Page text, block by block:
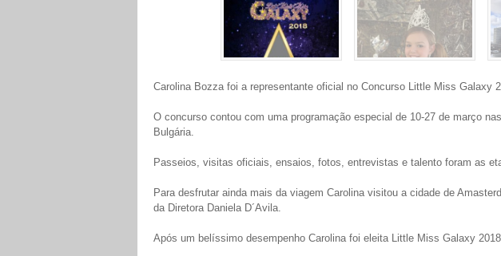
Carolina Bozza foi a representante oficial no Concurso Little Miss Galaxy
O concurso contou com uma programação especial de 10-27 de março
Bulgária.
Passeios, visitas oficiais, ensaios, fotos, entrevistas e talento foram as
Para desfrutar ainda mais da viagem Carolina visitou a cidade de
da Diretora Daniela D´Avila.
Após um belíssimo desempenho Carolina foi eleita Little Miss Galaxy